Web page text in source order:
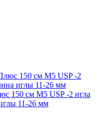
150 см М5 USP -2 игла
11-26 мм